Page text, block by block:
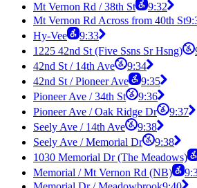
Mt Vernon Rd / 38th St
9:32
Mt Vernon Rd Across from 40th St
Hy-Vee
9:33
1225 42nd St (Five Ssns Sr Hsng)
42nd St / 14th Ave
9:34
42nd St / Pioneer Ave
9:35
Pioneer Ave / 34th St
9:36
Pioneer Ave / Oak Ridge Dr
9:37
Seely Ave / 14th Ave
9:38
Seely Ave / Memorial Dr
9:38
1030 Memorial Dr (The Meadows)
Memorial / Mt Vernon Rd (NB)